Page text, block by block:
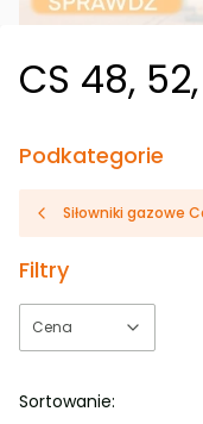
CS 48,
Podkategorie
Siłowniki gazowe
Filtry
Cena
Sortowanie: